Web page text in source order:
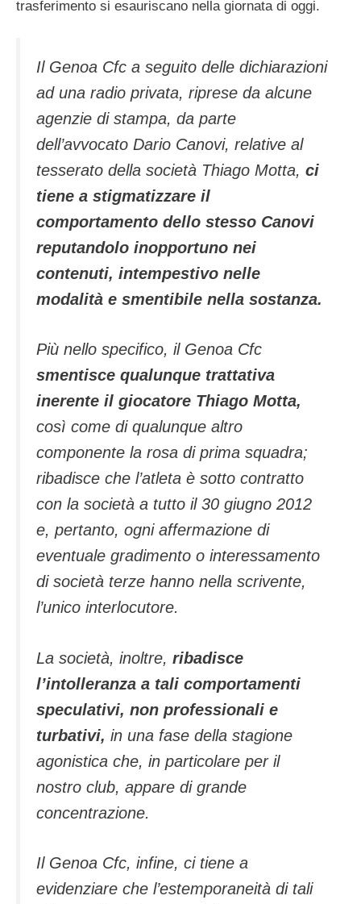
trasferimento si esauriscano nella giornata di oggi.
Il Genoa Cfc a seguito delle dichiarazioni
ad una radio privata, riprese da alcune
agenzie di stampa, da parte
dell’avvocato Dario Canovi, relative al
tesserato della società Thiago Motta, ci
tiene a stigmatizzare il
comportamento dello stesso Canovi
reputandolo inopportuno nei
contenuti, intempestivo nelle
modalità e smentibile nella sostanza.
Più nello specifico, il Genoa Cfc
smentisce qualunque trattativa
inerente il giocatore Thiago Motta,
così come di qualunque altro
componente la rosa di prima squadra;
ribadisce che l’atleta è sotto contratto
con la società a tutto il 30 giugno 2012
e, pertanto, ogni affermazione di
eventuale gradimento o interessamento
di società terze hanno nella scrivente,
l’unico interlocutore.
La società, inoltre, ribadisce
l’intolleranza a tali comportamenti
speculativi, non professionali e
turbativi, in una fase della stagione
agonistica che, in particolare per il
nostro club, appare di grande
concentrazione.
Il Genoa Cfc, infine, ci tiene a
evidenziare che l’estemporaneità di tali